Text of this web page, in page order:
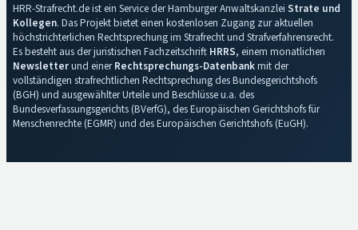
HRR-Strafrecht.de ist ein Service der Hamburger Anwaltskanzlei Strate und
Kollegen. Das Projekt bietet einen kostenlosen Zugang zur aktuellen
höchstrichterlichen Rechtsprechung im Strafrecht und Strafverfahrensrecht.
Es besteht aus der juristischen Fachzeitschrift HRRS, einem monatlichen
Newsletterund einerRechtsprechungs-Datenbankmit der
vollständigen strafrechtlichen Rechtsprechung des Bundesgerichtshofs
(BGH) und ausgewählter Urteile und Beschlüsse u.a. des
Bundesverfassungsgerichts (BVerfG), des Europäischen Gerichtshofs für
Menschenrechte (EGMR) und des Europäischen Gerichtshofs (EuGH).